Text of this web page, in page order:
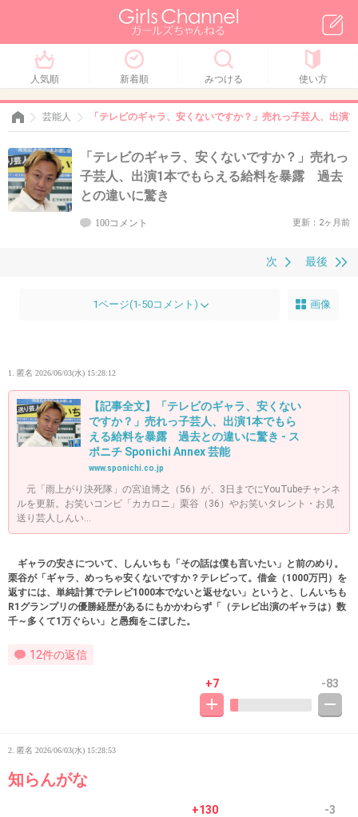
人気順 新着順 みつける 使い方
芸能人 「テレビのギャラ、安くないですか？」売れっ子芸人、出
「テレビのギャラ、安くないですか？」売れっ
子芸人、出演1本でもらえる給料を暴露 過去
との違いに驚き
100コメント 更新：2ヶ月前
最後
次
1ページ(1-50コメント) 画像
1. 匿名 2026/06/03(水) 15:28:12
【記事全文】「テレビのギャラ、安くない
ですか？」売れっ子芸人、出演1本でもら
える給料を暴露 過去との違いに驚き - ス
ポニチ Sponichi Annex 芸能
www.sponichi.co.jp
元「雨上がり決死隊」の宮迫博之（56）が、3日までにYouTubeチャンネ
ルを更新。お笑いコンビ「カカロニ」栗谷（36）やお笑いタレント・お見
送り芸人しんい…
ギャラの安さについて、しんいちも「その話は僕も言いたい」と前のめり。
栗谷が「ギャラ、めっちゃ安くないですか？テレビって。借金（1000万円）を
返すには、単純計算でテレビ1000本でないと返せない」というと、しんいちも
R1グランプリの優勝経歴があるにもかかわらず「（テレビ出演のギャラは）数
千～多くて1万ぐらい」と愚痴をこぼした。
12件の返信
+7 -83
2. 匿名 2026/06/03(水) 15:28:53
知らんがな
+130 -3